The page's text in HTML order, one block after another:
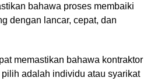
bahawa proses membaiki
dengan lancar, cepat, dan
memastikan bahawa kontraktor
adalah individu atau syarikat